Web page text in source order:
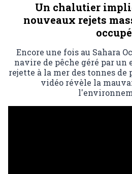
Un chalutier
nouveaux rejets
occupé
Encore une fois au Sahara
navire de pêche géré par un
rejette à la mer des tonnes de
vidéo révèle la